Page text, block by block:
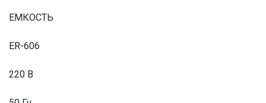
ЕМКОСТЬ
ER-606
220 В